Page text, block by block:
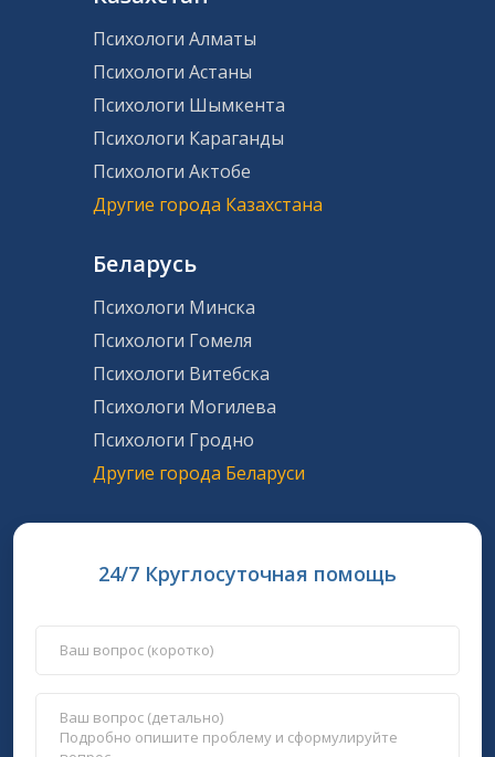
Психологи Алматы
Психологи Астаны
Психологи Шымкента
Психологи Караганды
Психологи Актобе
Другие города Казахстана
Беларусь
Психологи Минска
Психологи Гомеля
Психологи Витебска
Психологи Могилева
Психологи Гродно
Другие города Беларуси
24/7 Круглосуточная помощь